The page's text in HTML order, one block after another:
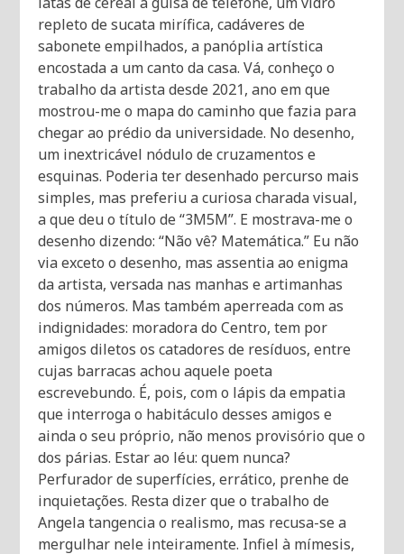
repleto de sucata mirífica, cadáveres de
sabonete empilhados, a panóplia artística
encostada a um canto da casa. Vá, conheço o
trabalho da artista desde 2021, ano em que
mostrou-me o mapa do caminho que fazia para
chegar ao prédio da universidade. No desenho,
um inextricável nódulo de cruzamentos e
esquinas. Poderia ter desenhado percurso mais
simples, mas preferiu a curiosa charada visual,
a que deu o título de “3M5M”. E mostrava-me o
desenho dizendo: “Não vê? Matemática.” Eu não
via exceto o desenho, mas assentia ao enigma
da artista, versada nas manhas e artimanhas
dos números. Mas também aperreada com as
indignidades: moradora do Centro, tem por
amigos diletos os catadores de resíduos, entre
cujas barracas achou aquele poeta
escrevebundo. É, pois, com o lápis da empatia
que interroga o habitáculo desses amigos e
ainda o seu próprio, não menos provisório que o
dos párias. Estar ao léu: quem nunca?
Perfurador de superfícies, errático, prenhe de
inquietações. Resta dizer que o trabalho de
Angela tangencia o realismo, mas recusa-se a
mergulhar nele inteiramente. Infiel à mímesis,